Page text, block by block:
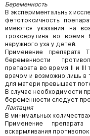
Беременность
В экспериментальных
фетотоксичность
имеются указания на
троксерутина во время
наружного уха у детей.
Применение препарата
беременности
препарата во время II и
врачом и возможно лишь в
для матери превышает
В случае необходимости
беременности следует
Лактация
В минимальных
Применение
вскармливания